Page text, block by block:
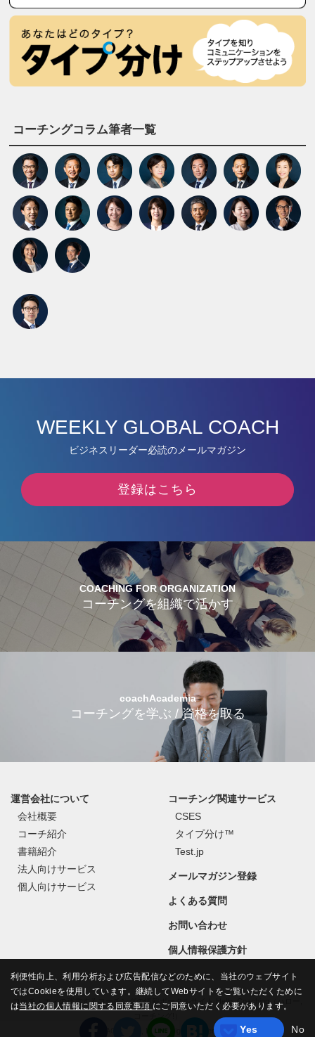
コーチングコラム筆者一覧
WEEKLY GLOBAL COACH
ビジネスリーダー必読のメールマガジン
登録はこちら
COACHING FOR ORGANIZATION
コーチングを組織で活かす
coachAcademia
コーチングを学ぶ / 資格を取る
運営会社について
会社概要
コーチ紹介
書籍紹介
法人向けサービス
個人向けサービス
コーチング関連サービス
CSES
タイプ分け™
Test.jp
メールマガジン登録
よくある質問
お問い合わせ
個人情報保護方針
コーチ・エィの運営するコーチングの情報ポータルサイト Hello, Coaching（ハロー,
コーチング!）
COACH A Co., Ltd. All Rights Reserved.
利便性向上、利用分析および広告配信などのために、当社のウェブサイト
ではCookieを使用しています。継続してWebサイトをご覧いただくために
は当社の個人情報に関する同意事項 にご同意いただく必要があります。
Yes No